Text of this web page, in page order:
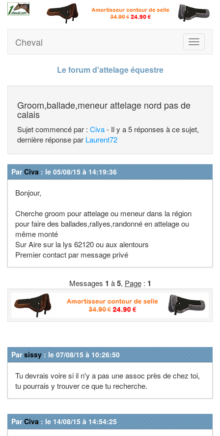
Toggle
Cheval
Le forum d'attelage équestre
Groom,ballade,meneur attelage nord pas de
calais
Sujet commencé par : Civa- Il y a 5 réponses à ce sujet,
dernière réponse par Laurent72
ParCiva : le 05/08/15 à 14:19:36
Bonjour,
Cherche groom pour attelage ou meneur dans la région
pour faire des ballades,rallyes,randonné en attelage ou
même monté
Sur Aire sur la lys 62120 ou aux alentours
Premier contact par message privé
Messages 1 à5, Page: 1
Parsissy : le 07/08/15 à 10:26:50
Tu devrais voire si il n'y a pas une assoc près de chez toi,
tu pourrais y trouver ce que tu recherche.
ParCiva : le 14/08/15 à 14:54:25